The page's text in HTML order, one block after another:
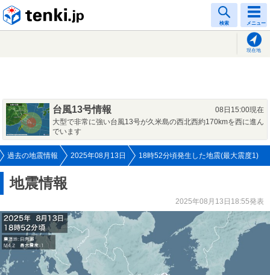
検索 メニュー
現在地
台風13号情報
08日15:00現在
大型で非常に強い台風13号が久米島の西北西約170kmを西に進ん
でいます
過去の地震情報 2025年08月13日 18時52分頃発生した地震(最大震度1)
地震情報
2025年08月13日18:55発表